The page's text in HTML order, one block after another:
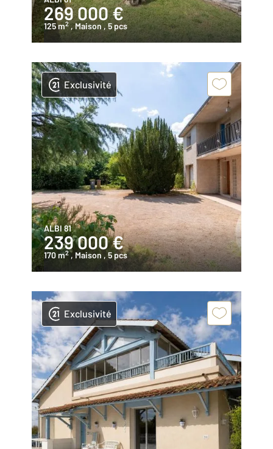
269 000 €
125 m2 , Maison , 5 pcs
Exclusivité
ALBI 81
239 000 €
170 m2 , Maison , 5 pcs
Exclusivité